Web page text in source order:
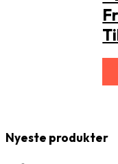
Nyeste produkter